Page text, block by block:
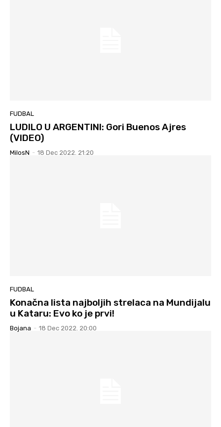
FUDBAL
LUDILO U ARGENTINI: Gori Buenos Ajres
(VIDEO)
MilosN - 18 Dec 2022. 21:20
FUDBAL
Konačna lista najboljih strelaca na Mundijalu
u Kataru: Evo ko je prvi!
Bojana - 18 Dec 2022. 20:00